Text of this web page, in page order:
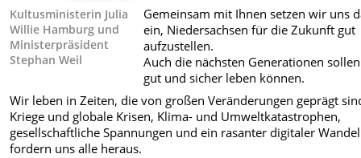
Kultusministerin Julia
Willie Hamburg und
Ministerpräsident
Stephan Weil
Gemeinsam mit Ihnen setzen wir uns
ein, Niedersachsen für die Zukunft gut
aufzustellen.
Auch die nächsten Generationen
gut und sicher leben können.
Wir leben in Zeiten, die von großen Veränderungen geprägt
Kriege und globale Krisen, Klima- und Umweltkatastrophen,
gesellschaftliche Spannungen und ein rasanter digitaler Wandel
fordern uns alle heraus.